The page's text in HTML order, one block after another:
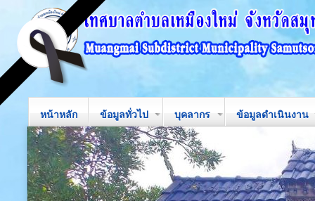
หน้าหลัก ข้อมูลทั่วไป บุคลากร ข้อมูลดำเนินงาน